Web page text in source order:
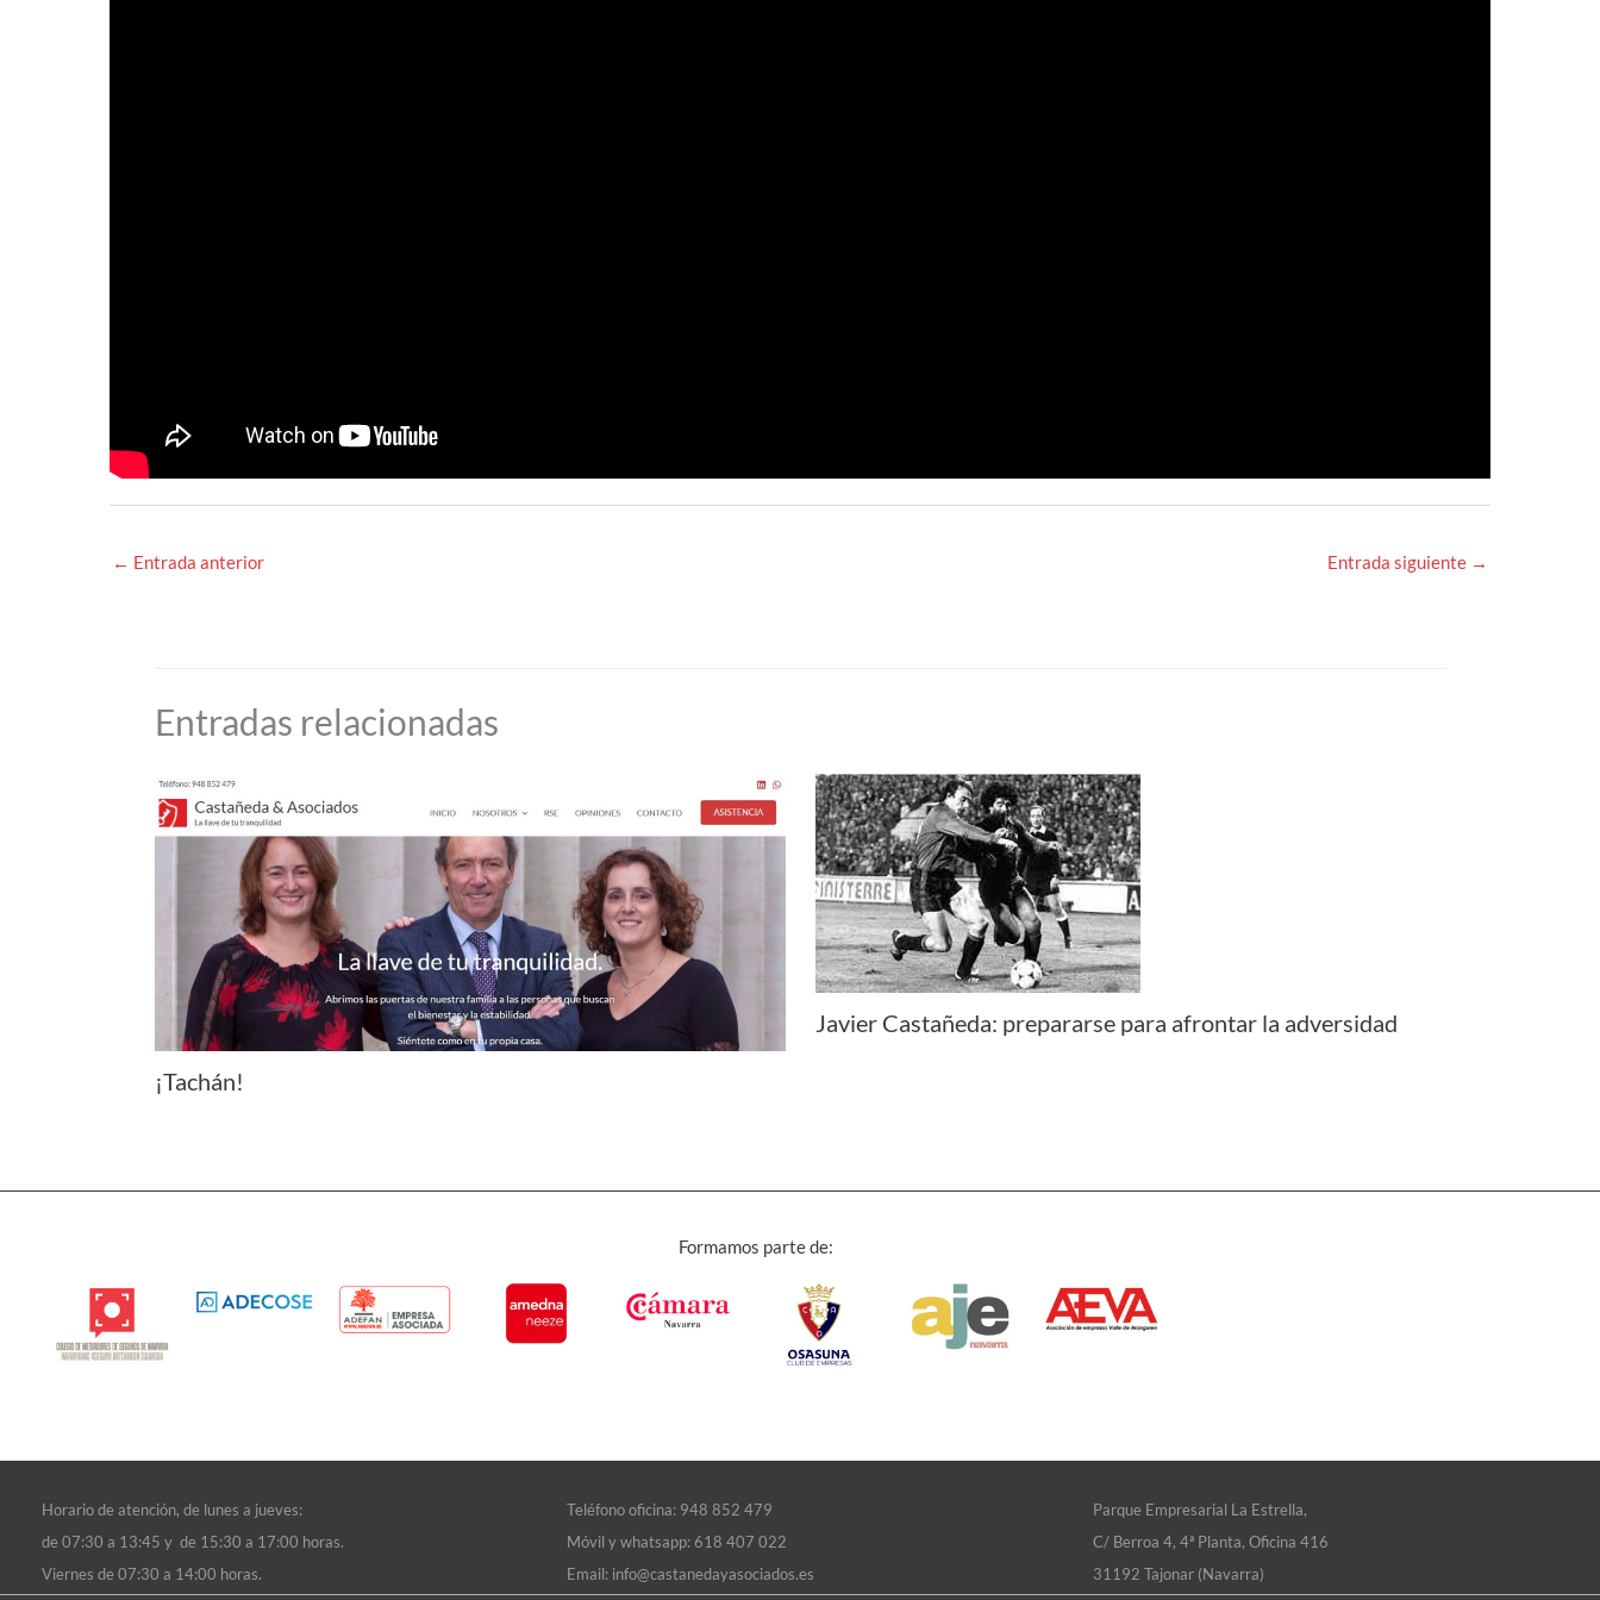
← Entrada anterior Entrada siguiente →
Entradas relacionadas
¡Tachán!
Javier Castañeda: prepararse para afrontar la adversidad
Formamos parte de:
Horario de atención, de lunes a jueves:
de 07:30 a 13:45 y de 15:30 a 17:00 horas.
Viernes de 07:30 a 14:00 horas.
Teléfono oficina: 948 852 479
Móvil y whatsapp:618 407 022
Email: info@castanedayasociados.es
Parque Empresarial La Estrella,
C/ Berroa 4, 4ª Planta, Oficina 416
31192 Tajonar (Navarra)